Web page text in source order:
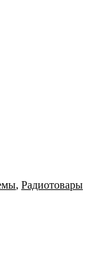
, Радиотовары